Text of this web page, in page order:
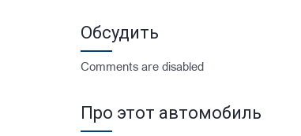
Обсудить
Comments are disabled
Про этот автомобиль